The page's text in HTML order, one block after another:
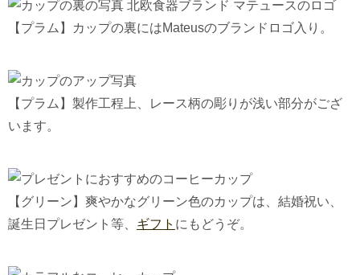
【プラム】カップの裏にはMateusのブランドロゴ入り。
【プラム】製作工程上、レース柄の彫りが浅い部分がござ
います。
【グリーン】爽やかなグリーン色のカップは、結婚祝い、
誕生日プレゼント等、 ギフト にもどうぞ。